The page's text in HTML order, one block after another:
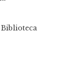
Biblioteca